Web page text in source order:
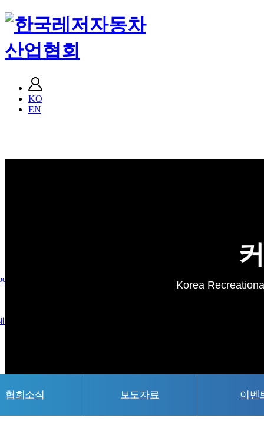
KO
EN
Members Korea
협회소식 보도자료 이벤